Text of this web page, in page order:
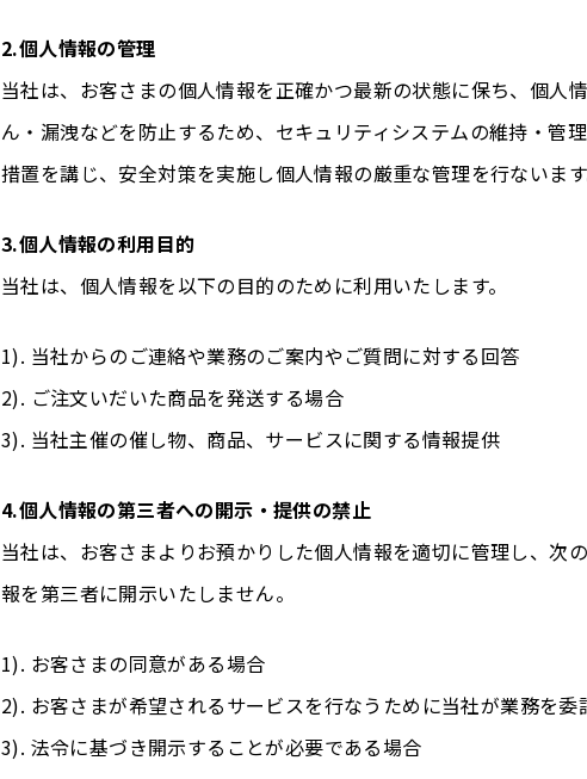
2.個人情報の管理
当社は、お客さまの個人情報を正確かつ最新の状態に保ち、個人
ん・漏洩などを防止するため、セキュリティシステムの維持・管
措置を講じ、安全対策を実施し個人情報の厳重な管理を行ないます
3.個人情報の利用目的
当社は、個人情報を以下の目的のために利用いたします。
1). 当社からのご連絡や業務のご案内やご質問に対する回答
2). ご注文いだいた商品を発送する場合
3). 当社主催の催し物、商品、サービスに関する情報提供
4.個人情報の第三者への開示・提供の禁止
当社は、お客さまよりお預かりした個人情報を適切に管理し、次
報を第三者に開示いたしません。
1). お客さまの同意がある場合
2). お客さまが希望されるサービスを行なうために当社が業務を
3). 法令に基づき開示することが必要である場合